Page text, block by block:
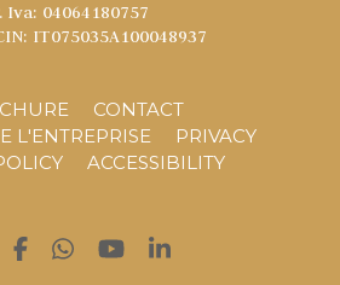
Iva: 04064180757
IT075035A100048937
CONTACT
L'ENTREPRISE
PRIVACY
ACCESSIBILITY